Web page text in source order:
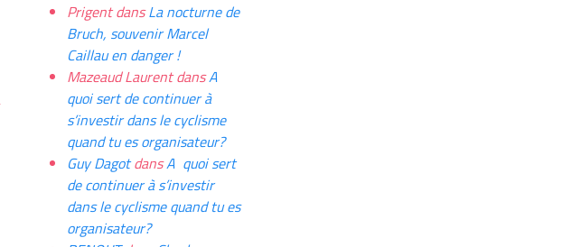
PrigentdansLa nocturne de
Bruch, souvenir Marcel
Caillau en danger !
Mazeaud LaurentdansA
quoi sert de continuer à
s’investir dans le cyclisme
quand tu es organisateur?
Guy DagotdansA quoi sert
de continuer à s’investir
dans le cyclisme quand tu es
organisateur?